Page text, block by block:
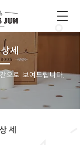
세
으로 보여드립니다.
세